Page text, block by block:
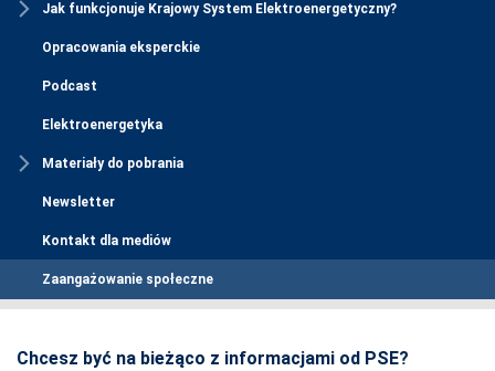
Jak funkcjonuje Krajowy System Elektroenergetyczny?
Opracowania eksperckie
Podcast
Elektroenergetyka
Materiały do pobrania
Newsletter
Kontakt dla mediów
Zaangażowanie społeczne
Chcesz być na bieżąco z informacjami od PSE?